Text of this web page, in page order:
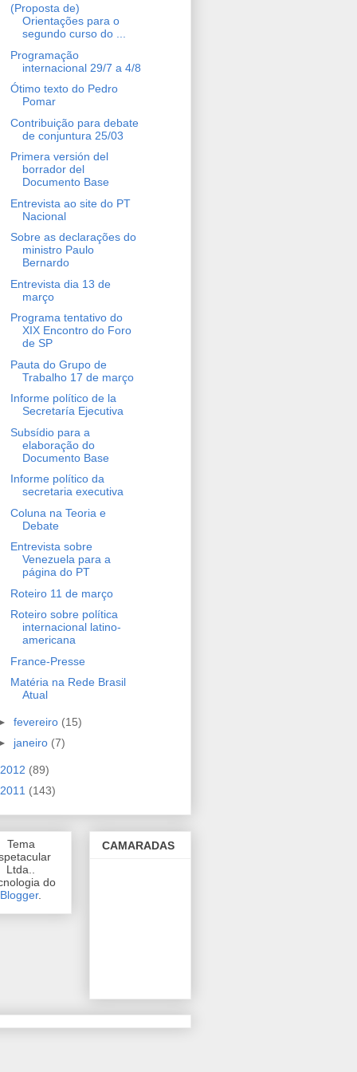
(Proposta de)
Orientações para o
segundo curso do ...
Programação
internacional 29/7 a 4/8
Ótimo texto do Pedro
Pomar
Contribuição para debate
de conjuntura 25/03
Primera versión del
borrador del
Documento Base
Entrevista ao site do PT
Nacional
Sobre as declarações do
ministro Paulo
Bernardo
Entrevista dia 13 de
março
Programa tentativo do
XIX Encontro do Foro
de SP
Pauta do Grupo de
Trabalho 17 de março
Informe político de la
Secretaría Ejecutiva
Subsídio para a
elaboração do
Documento Base
Informe político da
secretaria executiva
Coluna na Teoria e
Debate
Entrevista sobre
Venezuela para a
página do PT
Roteiro 11 de março
Roteiro sobre política
internacional latino-
americana
France-Presse
Matéria na Rede Brasil
Atual
fevereiro (15)
janeiro (7)
2012 (89)
2011 (143)
Tema
Ltda..
do
Blogger.
CAMARADAS